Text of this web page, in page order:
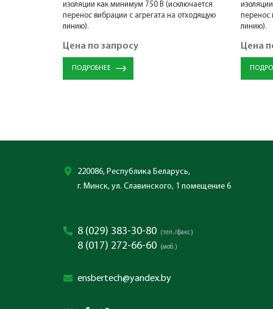
изоляции как минимум 750 В (исключается
перенос вибрации с агрегата на отходящую
линию).
Цена по запросу
ПОДРОБНЕЕ
перенос
линию).
Цена
220086, Республика Беларусь,
г. Минск, ул. Славинского, 1 помещение 6
8 (029) 383-30-80 (тел./факс)
8 (017) 272-66-60 (моб.)
ensbertech@yandex.by